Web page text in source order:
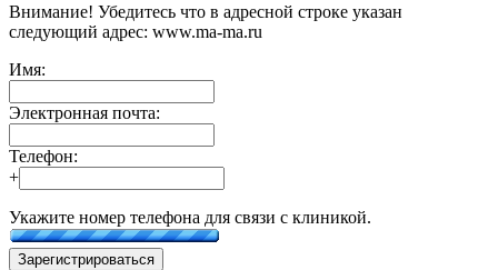
Внимание! Убедитесь что в адресной строке указан
следующий адрес: www.ma-ma.ru
Имя:
Электронная почта:
Телефон:
+
Укажите номер телефона для связи с клиникой.
Зарегистрироваться